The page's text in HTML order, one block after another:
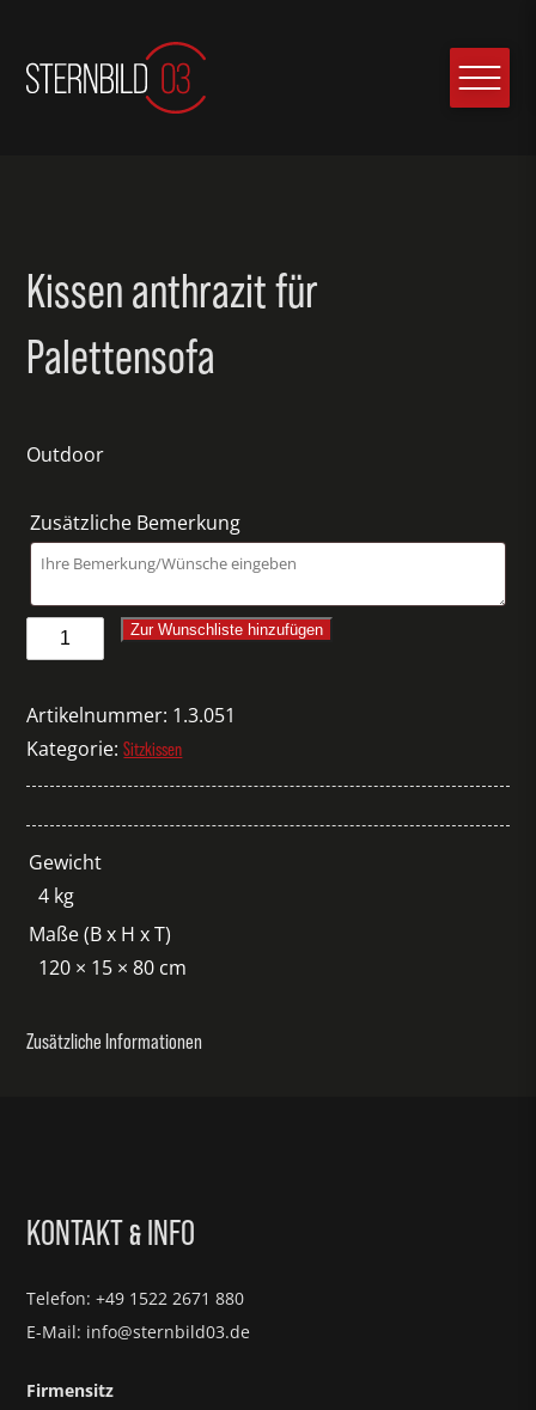
Kissen anthrazit für
Palettensofa
Outdoor
Zusätzliche Bemerkung
Kissen
anthrazit
Menge
Zur Wunschliste hinzufügen
Artikelnummer: 1.3.051
Kategorie:Sitzkissen
Gewicht
4 kg
Maße (B x H x T)
120 × 15 × 80 cm
Zusätzliche Informationen
KONTAKT& INFO
Telefon: +49 1522 2671 880
E-Mail: info@sternbild03.de
Firmensitz